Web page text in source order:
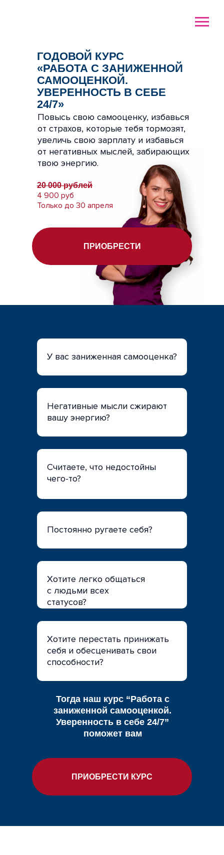
ГОДОВОЙ КУРС
«РАБОТА С ЗАНИЖЕННОЙ
САМООЦЕНКОЙ.
УВЕРЕННОСТЬ В СЕБЕ
24/7»
Повысь свою самооценку, избавься
от страхов, которые тебя тормозят,
увеличь свою зарплату и избавься
от негативных мыслей, забирающих
твою энергию.
20 000 рублей
4 900 руб
Только до 30 апреля
ПРИОБРЕСТИ
У вас заниженная самооценка?
Постоянно ругаете себя?
Считаете, что недостойны
чего-то?
Негативные мысли сжирают
вашу энергию?
Хотите легко общаться
с людьми всех
статусов?
Хотите перестать принижать
себя и обесценивать свои
способности?
Тогда наш курс “Работа с
заниженной самооценкой.
Уверенность в себе 24/7”
поможет вам
ПРИОБРЕСТИ КУРС